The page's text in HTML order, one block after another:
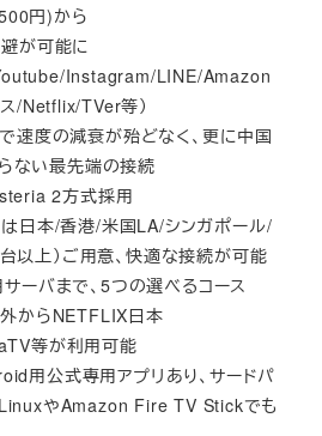
円)から
が可能に
Instagram/LINE/Amazon
/Netflix/TVer等）
速度の減衰が殆どなく、更に中国
ない最先端の接続
2方式採用
日本/香港/米国LA/シンガポール/
以上）ご用意、快適な接続が可能
ーバまで、5つの選べるコース
からNETFLIX日本
等が利用可能
用公式専用アプリあり、サードパ
やAmazon Fire TV Stickでも